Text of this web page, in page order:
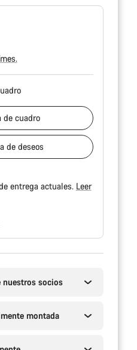
de cuadro
de deseos
entrega actuales. Leer
nuestros socios
montada